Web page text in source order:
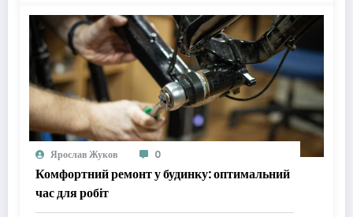
Ярослав Жуков 0
Комфортний ремонт у будинку: оптимальний
час для робіт